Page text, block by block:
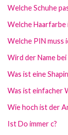
Welche Schuhe
Welche Haarfarbe
Welche PIN muss
Wird der Name
Was ist eine
Was ist einfacher
Wie hoch ist der
Ist Do immer c?